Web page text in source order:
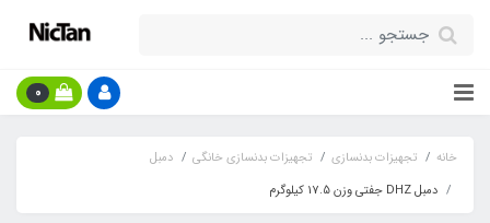
0
خانه تجهیزات بدنسازی تجهیزات بدنسازی خانگی
دمبل
دمبل DHZ جفتی وزن 17.5 کیلوگرم